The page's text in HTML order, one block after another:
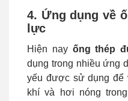
4. Ứng dụng về
lực
Hiện nay ống thép
dụng trong nhiều ứng
yếu được sử dụng để
khí và hơi nóng